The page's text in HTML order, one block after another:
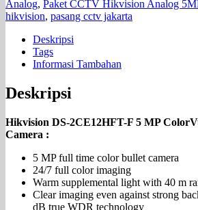
Analog, Paket CCTV Hikvision Analog
hikvision, pasang cctv jakarta
Deskripsi
Tags
Informasi Tambahan
Deskripsi
Hikvision DS-2CE12HFT-F 5 MP
Camera :
5 MP full time color bullet camera
24/7 full color imaging
Warm supplemental light with 40 m
Clear imaging even against strong
dB true WDR technology